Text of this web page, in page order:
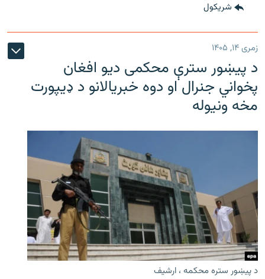
شريکول
زمری ۱۴, ۱۴۰۵
د پیښور سترې محکمی دیو افغان
پخواني جنرال او دوه خبریالانو د ډیپورت
مخه ونیوله
د پیښور ستره محکمه ، ارشیف